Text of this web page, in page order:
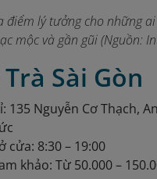
điểm lý tưởng cho những
mộc và gần gũi (Nguồn:
Sài Gòn
135 Nguyễn Cơ Thạch,
cửa: 8:30 – 19:00
khảo: Từ 50.000 –